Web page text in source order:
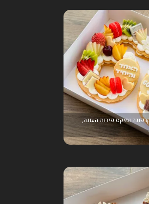
ומיקס פירות העונה,